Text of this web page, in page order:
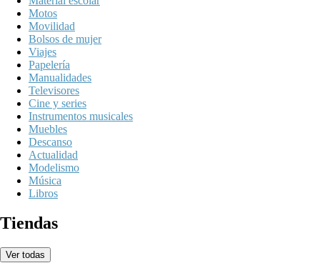
Motos
Movilidad
Bolsos de mujer
Viajes
Papelería
Manualidades
Televisores
Cine y series
Instrumentos musicales
Muebles
Descanso
Actualidad
Modelismo
Música
Libros
Tiendas
Ver todas